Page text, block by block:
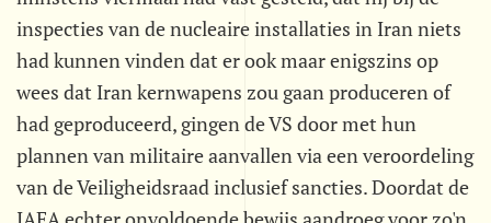
inspecties van de nucleaire installaties in Iran niets
had kunnen vinden dat er ook maar enigszins op
wees dat Iran kernwapens zou gaan produceren of
had geproduceerd, gingen de VS door met hun
plannen van militaire aanvallen via een veroordeling
van de Veiligheidsraad inclusief sancties. Doordat de